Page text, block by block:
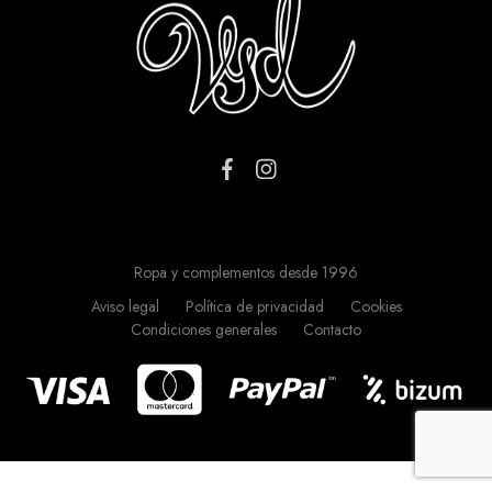
Ropa y complementos desde 1996
Aviso legal
Política de privacidad
Cookies
Condiciones generales
Contacto